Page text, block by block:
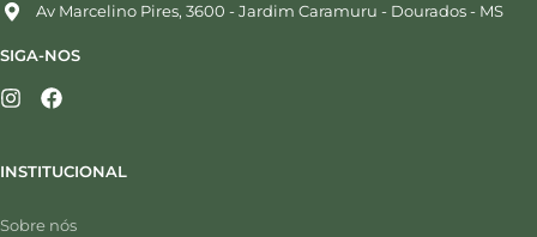
Av Marcelino Pires, 3600 - Jardim Caramuru - Dourados - MS
SIGA-NOS
INSTITUCIONAL
Sobre nós